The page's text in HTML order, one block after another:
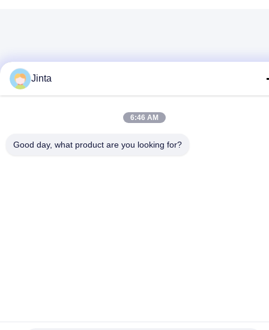
Jinta
6:46 AM
Good day, what product are you looking for?